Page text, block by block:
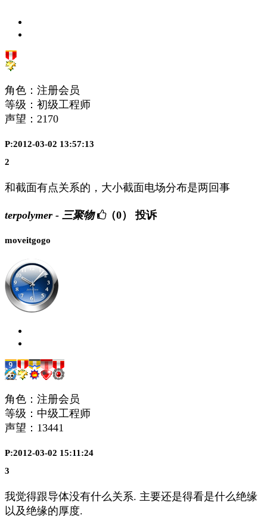
角色：注册会员
等级：初级工程师
声望： 2170
P:2012-03-02 13:57:13
2
和截面有点关系的，大小截面电场分布是两回事
terpolymer - 三聚物 （0） 投诉
moveitgogo
角色：注册会员
等级：中级工程师
声望： 13441
P:2012-03-02 15:11:24
3
我觉得跟导体没有什么关系. 主要还是得看是什么绝缘
以及绝缘的厚度.